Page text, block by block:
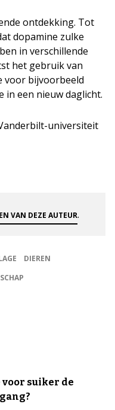
ontdekking. Tot
dopamine zulke
in verschillende
het gebruik van
voor bijvoorbeeld
in een nieuw daglicht.
universiteit
VAN DEZE AUTEUR.
DIEREN
suiker de